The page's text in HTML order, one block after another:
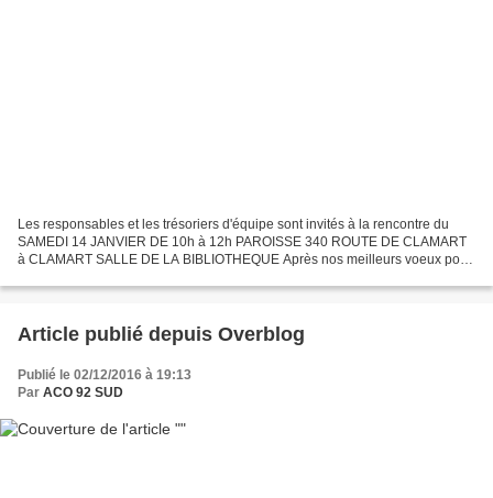
Les responsables et les trésoriers d'équipe sont invités à la rencontre du
SAMEDI 14 JANVIER DE 10h à 12h PAROISSE 340 ROUTE DE CLAMART
à CLAMART SALLE DE LA BIBLIOTHEQUE Après nos meilleurs voeux pour
Article publié depuis Overblog
Publié le 02/12/2016 à 19:13
Par ACO 92 SUD